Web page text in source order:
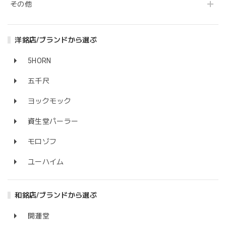
その他
洋銘店/ブランドから選ぶ
5HORN
五千尺
ヨックモック
資生堂パーラー
モロゾフ
ユーハイム
和銘店/ブランドから選ぶ
開運堂